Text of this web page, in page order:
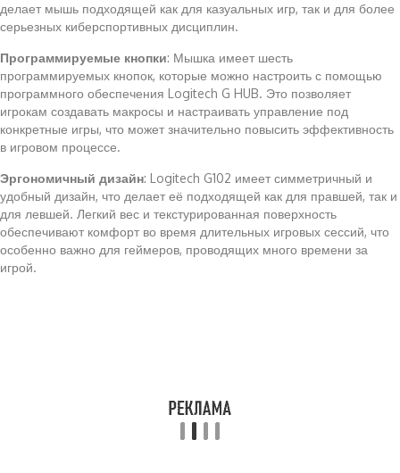
делает мышь подходящей как для казуальных игр, так и для более
серьезных киберспортивных дисциплин.
Программируемые кнопки: Мышка имеет шесть
программируемых кнопок, которые можно настроить с помощью
программного обеспечения Logitech G HUB. Это позволяет
игрокам создавать макросы и настраивать управление под
конкретные игры, что может значительно повысить эффективность
в игровом процессе.
Эргономичный дизайн: Logitech G102 имеет симметричный и
удобный дизайн, что делает её подходящей как для правшей, так и
для левшей. Легкий вес и текстурированная поверхность
обеспечивают комфорт во время длительных игровых сессий, что
особенно важно для геймеров, проводящих много времени за
игрой.